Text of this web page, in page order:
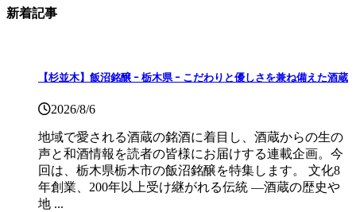
新着記事
【杉並木】飯沼銘醸 ｰ 栃木県 ｰ こだわりと優しさを兼ね備えた酒蔵
2026/8/6
地域で愛される酒蔵の銘酒に着目し、酒蔵からの生の
声と和酒情報を読者の皆様にお届けする連載企画。今
回は、栃木県栃木市の飯沼銘醸を特集します。 文化8
年創業、200年以上受け継がれる伝統 ―酒蔵の歴史や
地 ...